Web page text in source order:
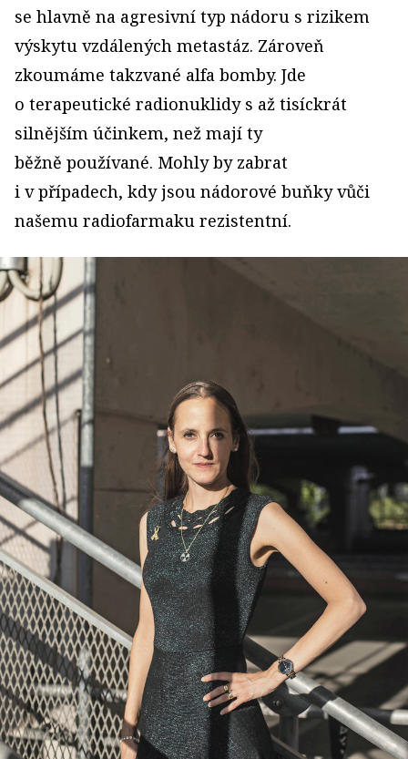
se hlavně na agresivní typ nádoru s rizikem
výskytu vzdálených metastáz. Zároveň
zkoumáme takzvané alfa bomby. Jde
o terapeutické radionuklidy s až tisíckrát
silnějším účinkem, než mají ty
běžně používané. Mohly by zabrat
i v případech, kdy jsou nádorové buňky vůči
našemu radiofarmaku rezistentní.